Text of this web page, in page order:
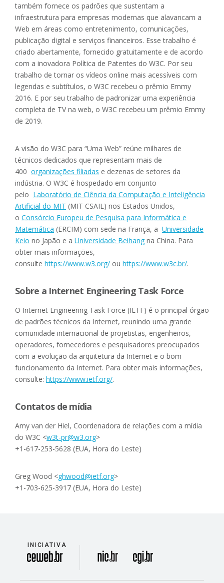
também fornece os padrões que sustentam a
infraestrutura para empresas modernas que alavancam a
Web em áreas como entretenimento, comunicações,
publicação digital e serviços financeiros. Esse trabalho é
criado abertamente, fornecido gratuitamente e de acordo
com a inovadora Política de Patentes do W3C. Por seu
trabalho de tornar os vídeos online mais acessíveis com
legendas e subtítulos, o W3C recebeu o prêmio Emmy
2016. E por seu trabalho de padronizar uma experiência
completa de TV na web, o W3C recebeu um prêmio Emmy
de 2019.
A visão do W3C para “Uma Web” reúne milhares de
técnicos dedicados que representam mais de
400 organizações filiadas e dezenas de setores da
indústria. O W3C é hospedado em conjunto
pelo Laboratório de Ciência da Computação e Inteligência
Artificial do MIT (MIT CSAIL) nos Estados Unidos,
o Consórcio Europeu de Pesquisa para Informática e
Matemática (ERCIM) com sede na França, a Universidade
Keio no Japão e a Universidade Beihang na China. Para
obter mais informações,
consulte https://www.w3.org/ ou https://www.w3c.br/.
Sobre a Internet Engineering Task Force
O Internet Engineering Task Force (IETF) é o principal órgão
de padrões técnicos da Internet, reunindo uma grande
comunidade internacional de projetistas, engenheiros,
operadores, fornecedores e pesquisadores preocupados
com a evolução da arquitetura da Internet e o bom
funcionamento da Internet. Para obter mais informações,
consulte: https://www.ietf.org/.
Contatos de mídia
Amy van der Hiel, Coordenadora de relações com a mídia
do W3C <w3t-pr@w3.org>
+1-617-253-5628 (EUA, Hora do Leste)
Greg Wood <ghwood@ietf.org>
+1-703-625-3917 (EUA, Hora do Leste)
INICIATIVA